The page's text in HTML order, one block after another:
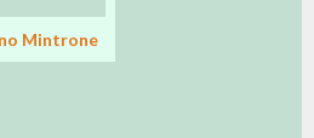
Mintrone